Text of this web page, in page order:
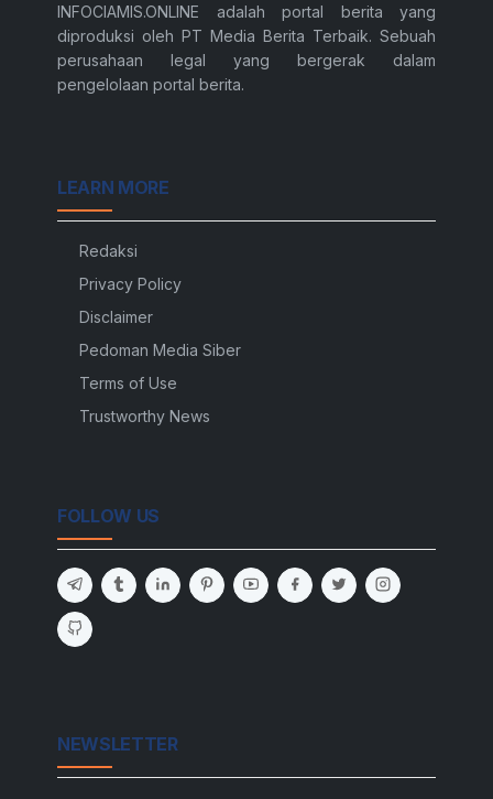
INFOCIAMIS.ONLINE adalah portal berita yang
diproduksi oleh PT Media Berita Terbaik. Sebuah
perusahaan legal yang bergerak dalam
pengelolaan portal berita.
LEARN MORE
Redaksi
Privacy Policy
Disclaimer
Pedoman Media Siber
Terms of Use
Trustworthy News
FOLLOW US
NEWSLETTER